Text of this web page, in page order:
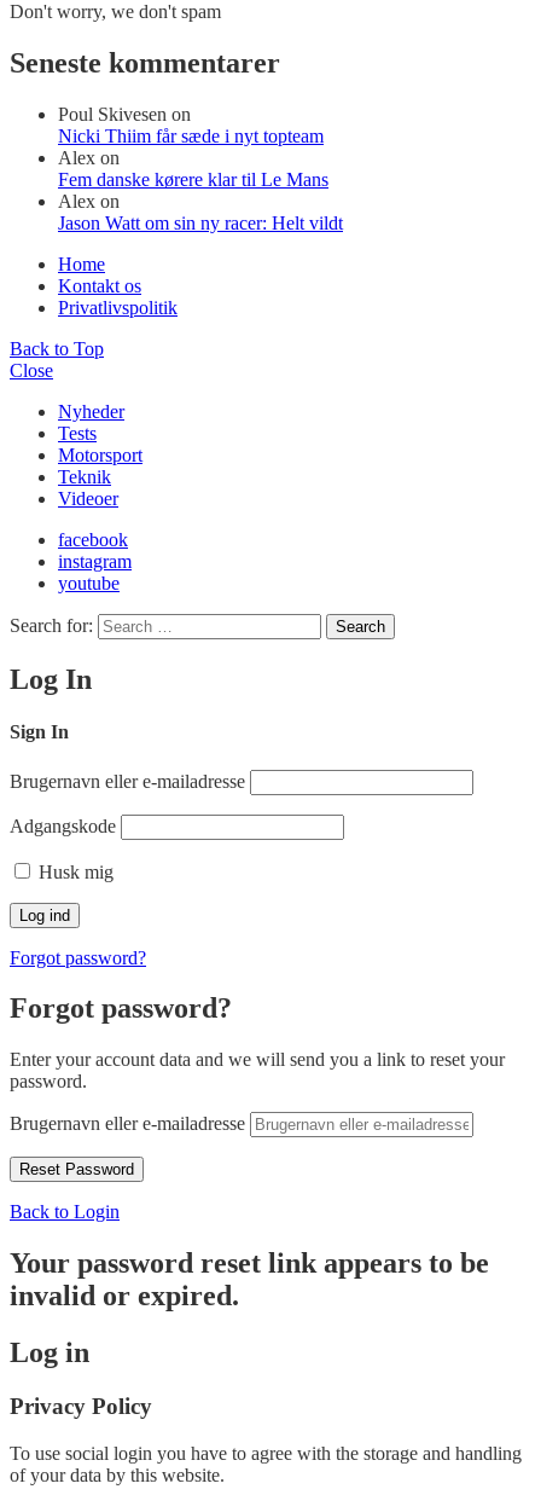
Don't worry, we don't spam
Seneste kommentarer
Poul Skivesen on
Nicki Thiim får sæde i nyt topteam
Alex on
Fem danske kørere klar til Le Mans
Alex on
Jason Watt om sin ny racer: Helt vildt
Home
Kontakt os
Privatlivspolitik
Back to Top
Close
Nyheder
Tests
Motorsport
Teknik
Videoer
facebook
instagram
youtube
Search for: Search
Log In
Sign In
Brugernavn eller e-mailadresse
Adgangskode
Husk mig
Forgot password?
Forgot password?
Enter your account data and we will send you a link to reset your
password.
Brugernavn eller e-mailadresse
Back to Login
Your password reset link appears to be
invalid or expired.
Log in
Privacy Policy
To use social login you have to agree with the storage and handling
of your data by this website.